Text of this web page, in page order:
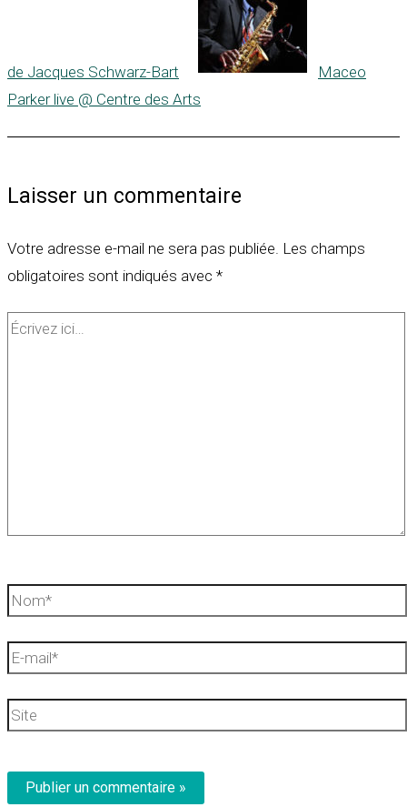
de Jacques Schwarz-Bart
Maceo
Parker live @ Centre des Arts
Laisser un commentaire
Votre adresse e-mail ne sera pas publiée. Les champs
obligatoires sont indiqués avec *
Écrivez
Nom*
E-
Site